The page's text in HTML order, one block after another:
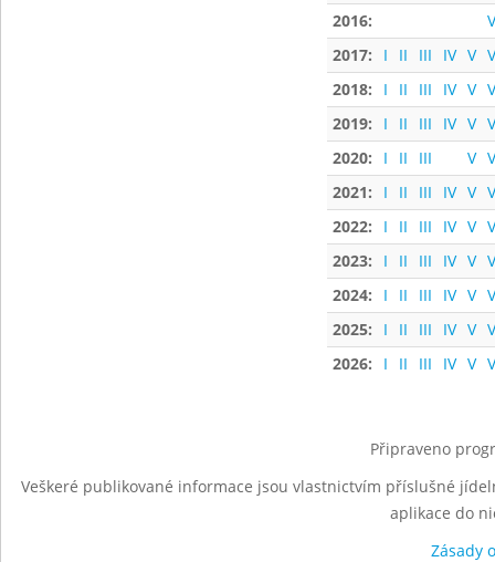
2016:
2017:
I II III IV V
2018:
I II III IV V
2019:
I II III IV V
2020:
I II III V
2021:
I II III IV V
2022:
I II III IV V
2023:
I II III IV V
2024:
I II III IV V
2025:
I II III IV V
2026:
I II III IV V
Připraveno
Veškeré publikované informace jsou vlastnictvím příslušné
aplikace do
Zásady